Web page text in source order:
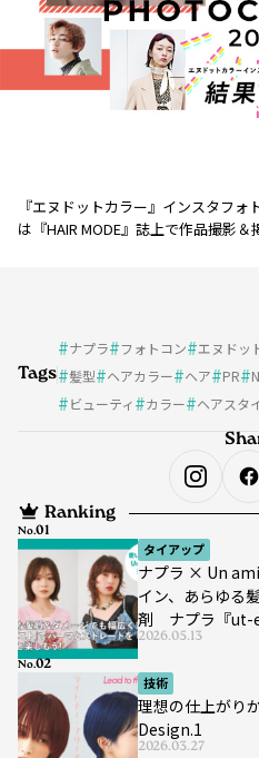
『エヌドットカラー』インスタフ
は『HAIR MODE』誌上で作品撮影＆
Tags
ナプラ フォトコン エヌドッ
髪型
ヘアカラー ヘア PR
ビューティ
カラー ヘアスタ
Ranking
タイアップ
ナプラ × Un
イン、あらゆる
剤 ナプラ『ut-
2026.05.13
No.
技術
理想の仕上がり
Design.1
2026.03.27
No.